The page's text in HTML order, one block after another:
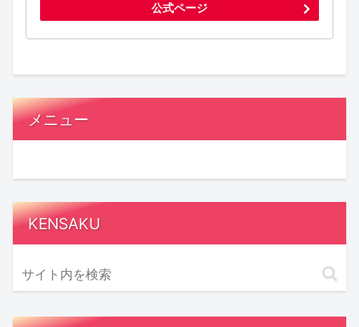
公式ページ
メニュー
KENSAKU